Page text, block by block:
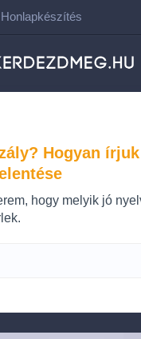
Honlapkészítés
Hogyan írjuk
hogy melyik jó